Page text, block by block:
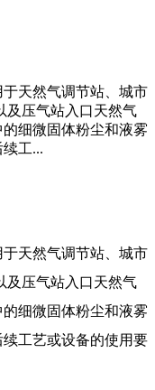
天然气调节站、城市
及压气站入口天然气
细微固体粉尘和液雾
工...
于天然气调节站、城市
及压气站入口天然气
细微固体粉尘和液雾
工艺或设备的使用要